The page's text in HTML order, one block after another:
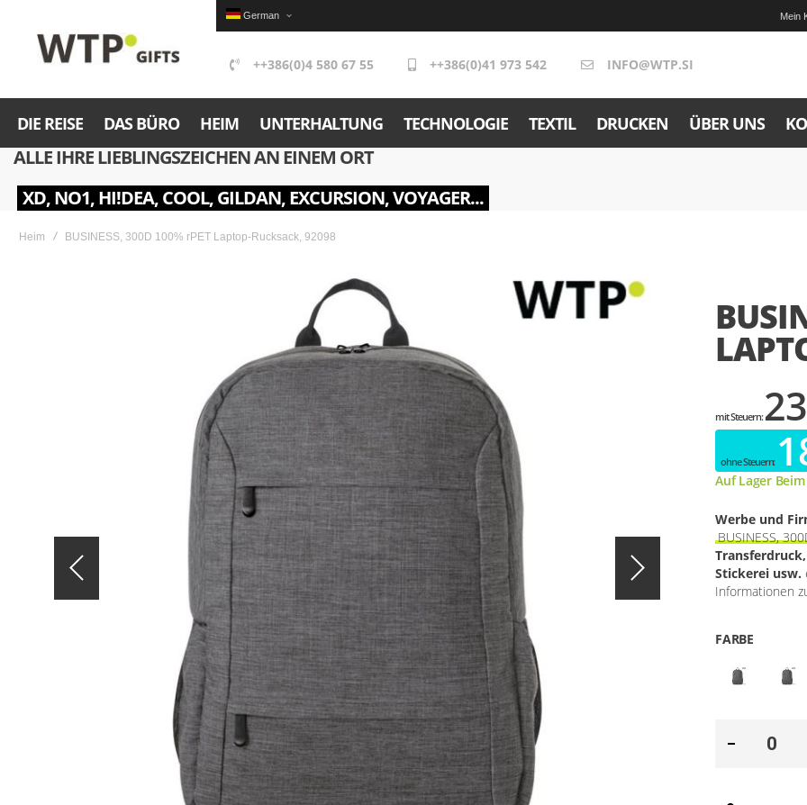
German Mein
++386(0)4 580 67 55 ++386(0)41 973 542 INFO@WTP.SI
DIE REISE DAS BÜRO HEIM UNTERHALTUNG TECHNOLOGIE TEXTIL DRUCKEN ÜBER UNS
ALLE IHRE LIEBLINGSZEICHEN AN EINEM ORT
XD, NO1, HI!DEA, COOL, GILDAN, EXCURSION, VOYAGER...
Heim BUSINESS, 300D 100% rPET Laptop-Rucksack, 92098
Auf Lager
Werbe und
BUSINESS,
Stickerei usw.
Informationen
FARBE